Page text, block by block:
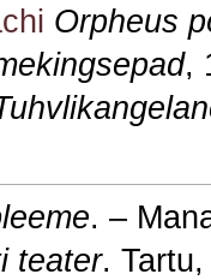
Orpheus
,
. –
teater.